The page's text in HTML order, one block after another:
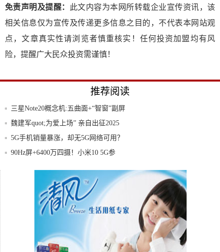
免责声明及提醒：
此文内容为本网所转载企业宣传资讯，该
相关信息仅为宣传及传递更多信息之目的，不代表本网站观
点，文章真实性请浏览者慎重核实！任何投资加盟均有风
险，提醒广大民众投资需谨慎！
推荐阅读
三星Note20概念机:五曲面+“智窗”副屏
魏建军quot;为爱上场” 亲自出征2025
5G手机销量暴涨，却无5G网络可用？
90Hz屏+6400万四摄！小米10 5G参
“阶梯式手机流量费”来了！流量越用越便